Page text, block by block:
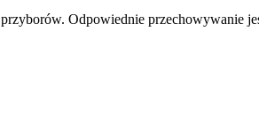
Odpowiednie przechowywanie